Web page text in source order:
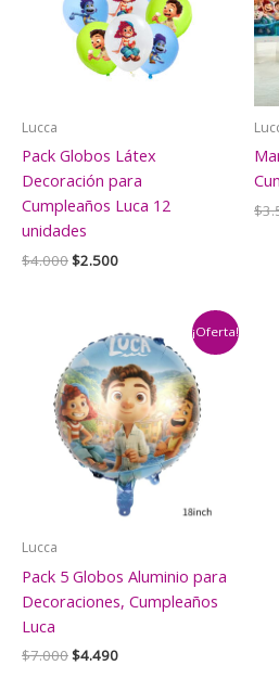
Lucca
Pack Globos Látex
Decoración para
Cumpleaños Luca 12
unidades
$4.000El
$4.000.
$2.500El
$2.500.
$
¡Oferta!
Lucca
Pack 5 Globos Aluminio para
Decoraciones, Cumpleaños
Luca
$7.000El
$4.490El